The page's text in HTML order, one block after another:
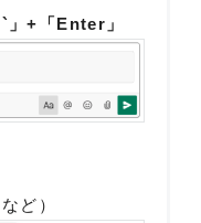
」+「Enter」
ど）